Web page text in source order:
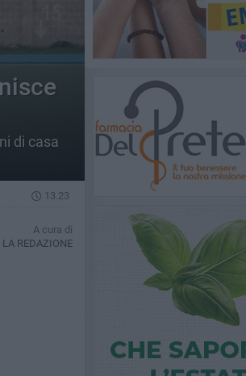
di casa
13.23
A cura di
LA REDAZIONE